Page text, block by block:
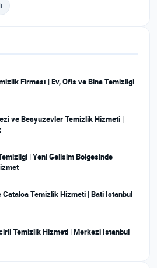
Firması | Ev, Ofis ve Bina Temizligi
ve Besyuzevler Temizlik Hizmeti |
| Yeni Gelisim Bolgesinde
Temizlik Hizmeti | Bati Istanbul
Temizlik Hizmeti | Merkezi Istanbul